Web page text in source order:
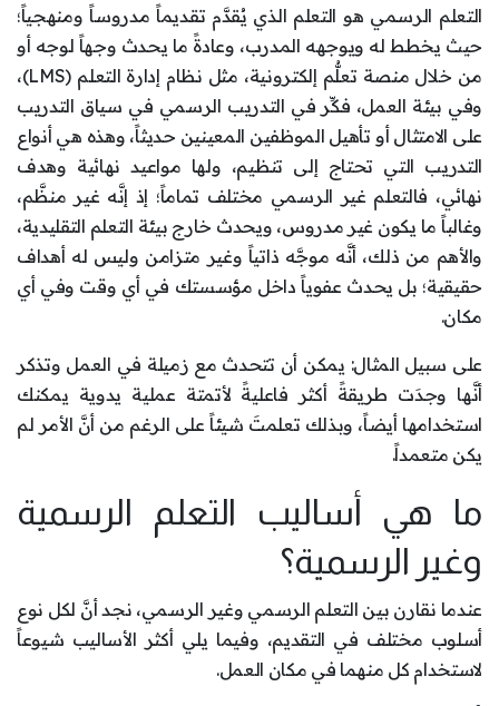
التعلم الرسمي هو التعلم الذي يُقدَّم تقديماً مدروساً ومنهجياً؛
حيث يخطط له ويوجهه المدرب، وعادةً ما يحدث وجهاً لوجه أو
من خلال منصة تعلُّم إلكترونية، مثل نظام إدارة التعلم (LMS)،
وفي بيئة العمل، فكِّر في التدريب الرسمي في سياق التدريب
على الامتثال أو تأهيل الموظفين المعينين حديثاً، وهذه هي أنواع
التدريب التي تحتاج إلى تنظيم، ولها مواعيد نهائية وهدف
نهائي، فالتعلم غير الرسمي مختلف تماماً؛ إذ إنَّه غير منظَّم،
وغالباً ما يكون غير مدروس، ويحدث خارج بيئة التعلم التقليدية،
والأهم من ذلك، أنَّه موجَّه ذاتياً وغير متزامن وليس له أهداف
حقيقية؛ بل يحدث عفوياً داخل مؤسستك في أي وقت وفي أي
مكان.
على سبيل المثال: يمكن أن تتحدث مع زميلة في العمل وتذكر
أنَّها وجدَت طريقةً أكثر فاعليةً لأتمتة عملية يدوية يمكنك
استخدامها أيضاً، وبذلك تعلمتَ شيئاً على الرغم من أنَّ الأمر لم
يكن متعمداً.
ما هي أساليب التعلم الرسمية
وغير الرسمية؟
عندما نقارن بين التعلم الرسمي وغير الرسمي، نجد أنَّ لكل نوع
أسلوب مختلف في التقديم، وفيما يلي أكثر الأساليب شيوعاً
لاستخدام كل منهما في مكان العمل.